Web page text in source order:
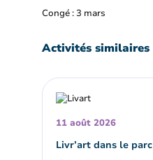
Congé : 3 mars
Activités similaires
11 août 2026
Livr’art dans le parc